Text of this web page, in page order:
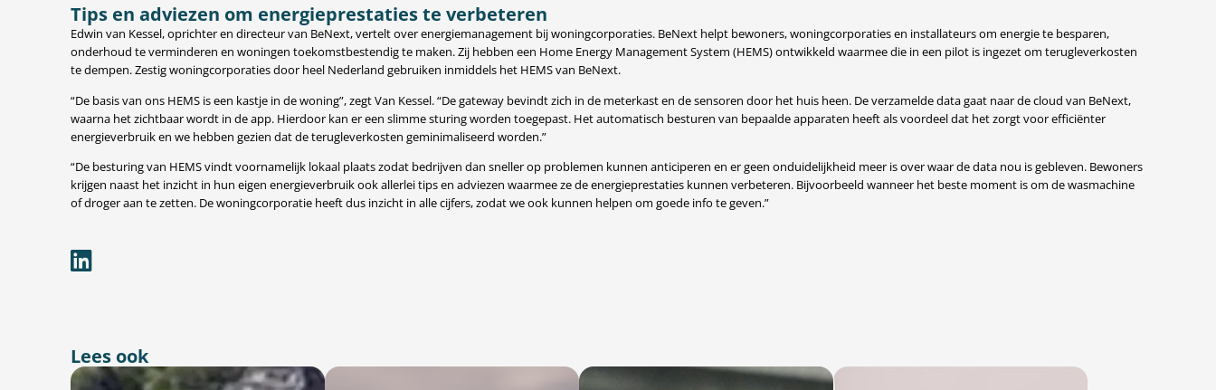
Tips en adviezen om energieprestaties te verbeteren
Edwin van Kessel, oprichter en directeur van BeNext, vertelt over energiemanagement bij woningcorporaties. BeNext helpt bewoners, woningcorporaties en installateurs om energie te besparen,
onderhoud te verminderen en woningen toekomstbestendig te maken. Zij hebben een Home Energy Management System (HEMS) ontwikkeld waarmee die in een pilot is ingezet om terugleverkosten
te dempen. Zestig woningcorporaties door heel Nederland gebruiken inmiddels het HEMS van BeNext.
“De basis van ons HEMS is een kastje in de woning”, zegt Van Kessel. “De gateway bevindt zich in de meterkast en de sensoren door het huis heen. De verzamelde data gaat naar de cloud van BeNext,
waarna het zichtbaar wordt in de app. Hierdoor kan er een slimme sturing worden toegepast. Het automatisch besturen van bepaalde apparaten heeft als voordeel dat het zorgt voor efficiënter
energieverbruik en we hebben gezien dat de terugleverkosten geminimaliseerd worden.”
“De besturing van HEMS vindt voornamelijk lokaal plaats zodat bedrijven dan sneller op problemen kunnen anticiperen en er geen onduidelijkheid meer is over waar de data nou is gebleven. Bewoners
krijgen naast het inzicht in hun eigen energieverbruik ook allerlei tips en adviezen waarmee ze de energieprestaties kunnen verbeteren. Bijvoorbeeld wanneer het beste moment is om de wasmachine
of droger aan te zetten. De woningcorporatie heeft dus inzicht in alle cijfers, zodat we ook kunnen helpen om goede info te geven.”
Lees ook